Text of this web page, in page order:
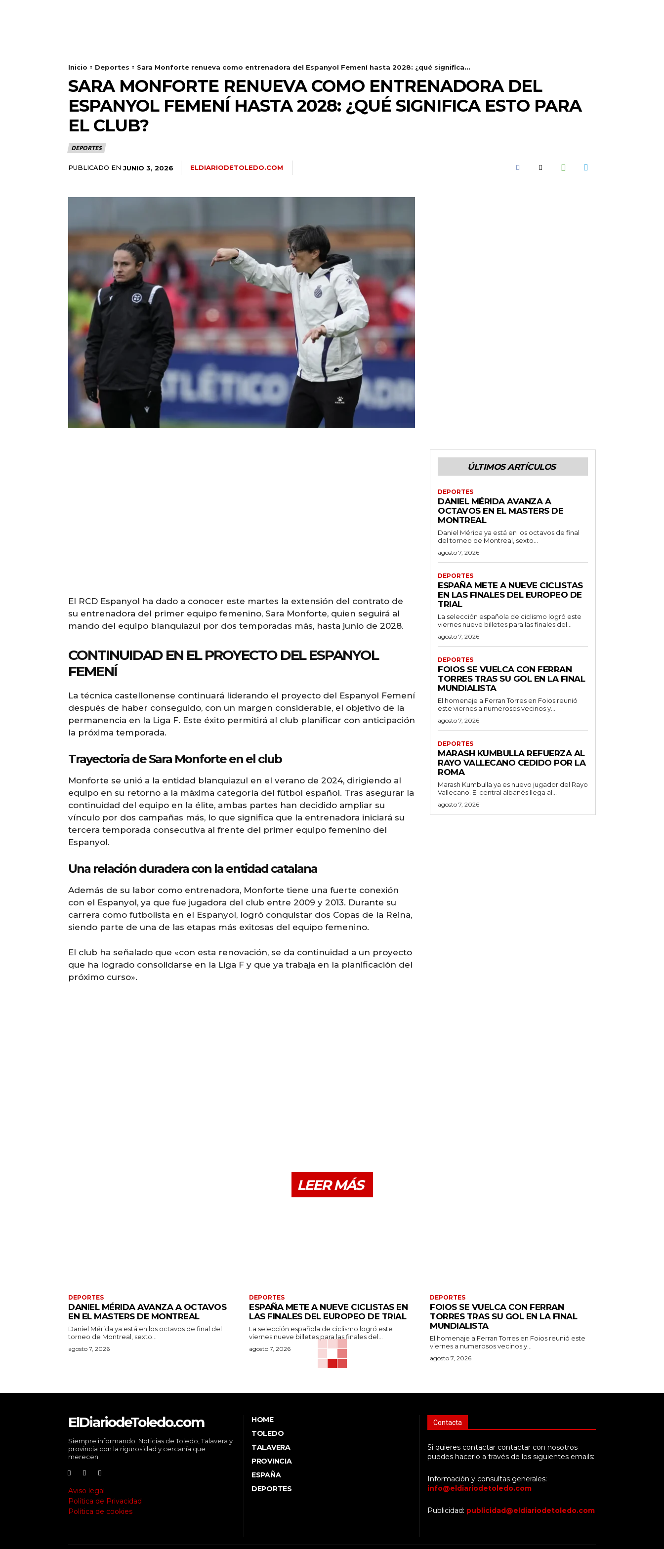
Inicio Deportes Sara Monforte renueva como entrenadora del Espanyol Femení hasta 2028: ¿qué significa...
SARA MONFORTE RENUEVA COMO ENTRENADORA DEL
ESPANYOL FEMENÍ HASTA 2028: ¿QUÉ SIGNIFICA ESTO PARA
EL CLUB?
DEPORTES
PUBLICADO EN JUNIO 3, 2026 ELDIARIODETOLEDO.COM
El RCD Espanyol ha dado a conocer este martes la extensión del contrato de
su entrenadora del primer equipo femenino, Sara Monforte, quien seguirá al
mando del equipo blanquiazul por dos temporadas más, hasta junio de 2028.
CONTINUIDAD EN EL PROYECTO DEL ESPANYOL
FEMENÍ
La técnica castellonense continuará liderando el proyecto del Espanyol Femení
después de haber conseguido, con un margen considerable, el objetivo de la
permanencia en la Liga F. Este éxito permitirá al club planificar con anticipación
la próxima temporada.
Trayectoria de Sara Monforte en el club
Monforte se unió a la entidad blanquiazul en el verano de 2024, dirigiendo al
equipo en su retorno a la máxima categoría del fútbol español. Tras asegurar la
continuidad del equipo en la élite, ambas partes han decidido ampliar su
vínculo por dos campañas más, lo que significa que la entrenadora iniciará su
tercera temporada consecutiva al frente del primer equipo femenino del
Espanyol.
Una relación duradera con la entidad catalana
Además de su labor como entrenadora, Monforte tiene una fuerte conexión
con el Espanyol, ya que fue jugadora del club entre 2009 y 2013. Durante su
carrera como futbolista en el Espanyol, logró conquistar dos Copas de la Reina,
siendo parte de una de las etapas más exitosas del equipo femenino.
El club ha señalado que «con esta renovación, se da continuidad a un proyecto
que ha logrado consolidarse en la Liga F y que ya trabaja en la planificación del
próximo curso».
ÚLTIMOS ARTÍCULOS
DEPORTES
DANIEL MÉRIDA AVANZA A
OCTAVOS EN EL MASTERS DE
MONTREAL
Daniel Mérida ya está en los octavos de final
del torneo de Montreal, sexto...
agosto 7, 2026
DEPORTES
ESPAÑA METE A NUEVE CICLISTAS
EN LAS FINALES DEL EUROPEO DE
TRIAL
La selección española de ciclismo logró este
viernes nueve billetes para las finales del...
agosto 7, 2026
DEPORTES
FOIOS SE VUELCA CON FERRAN
TORRES TRAS SU GOL EN LA FINAL
MUNDIALISTA
El homenaje a Ferran Torres en Foios reunió
este viernes a numerosos vecinos y...
agosto 7, 2026
DEPORTES
MARASH KUMBULLA REFUERZA AL
RAYO VALLECANO CEDIDO POR LA
ROMA
Marash Kumbulla ya es nuevo jugador del Rayo
Vallecano. El central albanés llega al...
agosto 7, 2026
LEER MÁS
DEPORTES
DANIEL MÉRIDA AVANZA A OCTAVOS
EN EL MASTERS DE MONTREAL
Daniel Mérida ya está en los octavos de final del
torneo de Montreal, sexto...
agosto 7, 2026
DEPORTES
ESPAÑA METE A NUEVE CICLISTAS EN
LAS FINALES DEL EUROPEO DE TRIAL
La selección española de ciclismo logró este
viernes nueve billetes para las finales del...
agosto 7, 2026
DEPORTES
FOIOS SE VUELCA CON FERRAN
TORRES TRAS SU GOL EN LA FINAL
MUNDIALISTA
El homenaje a Ferran Torres en Foios reunió este
viernes a numerosos vecinos y...
agosto 7, 2026
ElDiariodeToledo.com
Siempre informando. Noticias de Toledo, Talavera y
provincia con la rigurosidad y cercanía que
merecen.
Aviso legal
Política de Privacidad
Política de cookies
HOME
TOLEDO
TALAVERA
PROVINCIA
ESPAÑA
DEPORTES
Contacta
Si quieres contactar contactar con nosotros
puedes hacerlo a través de los siguientes emails:
Información y consultas generales:
info@eldiariodetoledo.com
Publicidad: publicidad@eldiariodetoledo.com